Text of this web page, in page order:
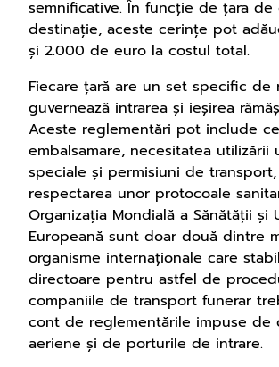
semnificative. În funcție de țara de
destinație, aceste cerințe pot
și 2.000 de euro la costul total.
Fiecare țară are un set specific de
guvernează intrarea și ieșirea
Aceste reglementări pot include
embalsamare, necesitatea utilizării
speciale și permisiuni de
respectarea unor protocoale
Organizația Mondială a Sănătății și
Europeană sunt doar două dintre
organisme internaționale care
directoare pentru astfel de
companiile de transport funerar
cont de reglementările impuse de
aeriene și de porturile de intrare.